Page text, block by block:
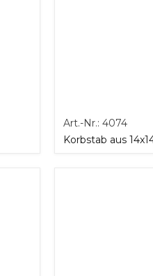
Art.-Nr.:4074
Korbstab aus